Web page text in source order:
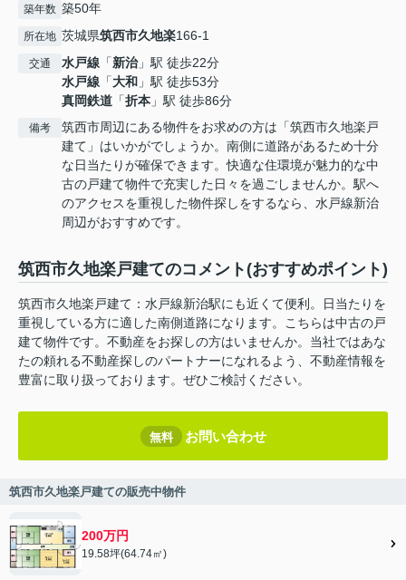
築年数 築50年
所在地 茨城県筑西市久地楽166-1
交通 水戸線 「新治」駅 徒歩22分
水戸線 「大和 」駅 徒歩53分
真岡鉄道 「折本 」駅 徒歩86分
備考
筑西市周辺にある物件をお求めの方は「筑西市久地楽戸
建て」はいかがでしょうか。南側に道路があるため十分
な日当たりが確保できます。快適な住環境が魅力的な中
古の戸建て物件で充実した日々を過ごしませんか。駅へ
のアクセスを重視した物件探しをするなら、水戸線新治
周辺がおすすめです。
筑西市久地楽戸建てのコメント(おすすめポイント)
筑西市久地楽戸建て：水戸線新治駅にも近くて便利。日当たりを
重視している方に適した南側道路になります。こちらは中古の戸
建て物件です。不動産をお探しの方はいませんか。当社ではあな
たの頼れる不動産探しのパートナーになれるよう、不動産情報を
豊富に取り扱っております。ぜひご検討ください。
無料 お問い合わせ
筑西市久地楽戸建ての販売中物件
200万円
19.58坪(64.74㎡)